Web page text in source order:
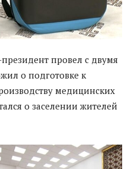
провел с двумя
о подготовке к
медицинских
о заселении жителей